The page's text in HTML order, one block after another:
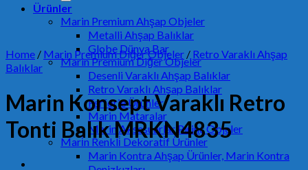
Ürünler
Marin Premium Ahşap Objeler
Metalli Ahşap Balıklar
Globe Dünya Bar
Marin Premium Diğer Objeler
Desenli Varaklı Ahşap Balıklar
Retro Varaklı Ahşap Balıklar
Ferforje Ürünler
Marin Mataralar
Marin Aksesuarlar Pirinç Objeler
Mari̇n Renkli̇ Dekorati̇f Ürünler
Marin Kontra Ahşap Ürünler, Marin Kontra
Home / Marin Premium Diğer Objeler / Retro Varaklı Ahşap
Balıklar
Marin Konsept Varaklı Retro
Tonti Balık MRKN4835